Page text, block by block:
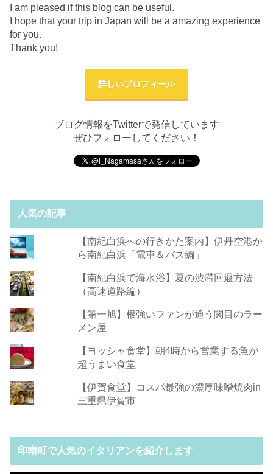
I am pleased if this blog can be useful.
I hope that your trip in Japan will be a amazing experience
for you.
Thank you!
詳しいプロフィール
ブログ情報をTwitterで発信しています
ぜひフォローしてください！
人気の記事
【南紀白浜への行きかた案内】伊丹空港か
ら南紀白浜「電車＆バス編」
【南紀白浜で海水浴】夏の渋滞回避方法
（高速道路編）
【第一旭】根強いファンが通う関目のラー
メン屋
【ヨッシャ食堂】朝4時から営業する魚が
超うまい食堂
【伊賀食堂】コスパ最強の濃厚味噌焼肉in
三重県伊賀市
印南町で人気のイタリアンを紹介します